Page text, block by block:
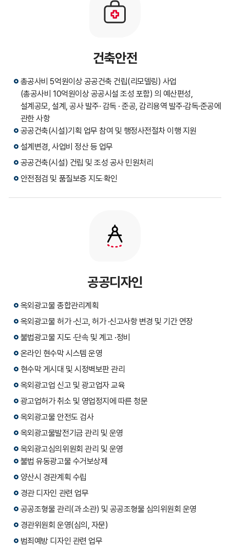
건축안전
총공사비 5억원이상 공공건축 건립(리모델링) 사업
(총공사비 10억원이상 공공시설 조성 포함) 의 예산편성,
설계공모, 설계, 공사 발주· 감독 · 준공, 감리용역 발주·감독·준공에
관한 사항
공공건축(시설)기획 업무 참여 및 행정사전절차 이행 지원
설계변경, 사업비 정산 등 업무
공공건축(시설) 건립 및 조성 공사 민원처리
안전점검 및 품질보증 지도‧확인
공공디자인
옥외광고물 종합관리계획
옥외광고물 허가 ·신고, 허가 ·신고사항 변경 및 기간 연장
불법광고물 지도 ·단속 및 계고 ·정비
온라인 현수막 시스템 운영
현수막 게시대 및 시정벽보판 관리
옥외광고업 신고 및 광고업자 교육
광고업허가 취소 및 영업정지에 따른 청문
옥외광고물 안전도 검사
옥외광고물발전기금 관리 및 운영
옥외광고심의위원회 관리 및 운영
불법 유동광고물 수거보상제
양산시 경관계획 수립
경관 디자인 관련 업무
공공조형물 관리(과 소관) 및 공공조형물 심의위원회 운영
경관위원회 운영(심의, 자문)
범죄예방 디자인 관련 업무